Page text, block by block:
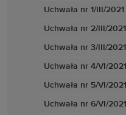
Uchwała nr 1/III/2021
Uchwała nr 2/III/2021
Uchwała nr 3/III/2021
Uchwała nr 4/VI/2021
Uchwała nr 5/VI/2021
Uchwała nr 6/VI/2021